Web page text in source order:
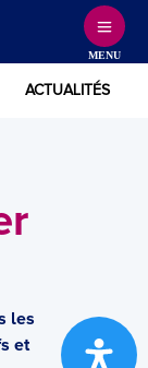
MENU
ACTUALITÉS
les
et